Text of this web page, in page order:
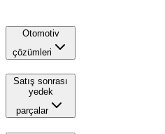
Otomotiv
çözümleri
Satış sonrası
yedek
parçalar